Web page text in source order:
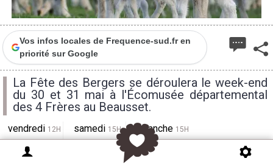
Vos infos locales de Frequence-sud.fr en
priorité sur Google
La Fête des Bergers se déroulera le week-end
du 30 et 31 mai à l'Écomusée départemental
des 4 Frères au Beausset.
vendredi 12H samedi 15H dimanche 15H